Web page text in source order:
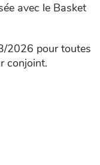
avec le Basket
2026 pour toutes
conjoint.